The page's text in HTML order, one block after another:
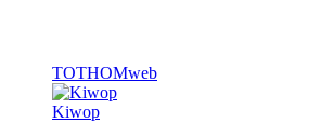
TOTHOMweb
Kiwop